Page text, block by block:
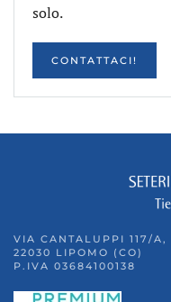
solo.
CONTATTACI!
VIA CANTALUPPI 117/A,
22030 LIPOMO (CO)
P.IVA 03684100138